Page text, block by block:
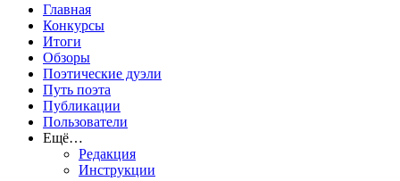
Главная
Конкурсы
Итоги
Обзоры
Поэтические дуэли
Путь поэта
Публикации
Пользователи
Ещё…
Редакция
Инструкции